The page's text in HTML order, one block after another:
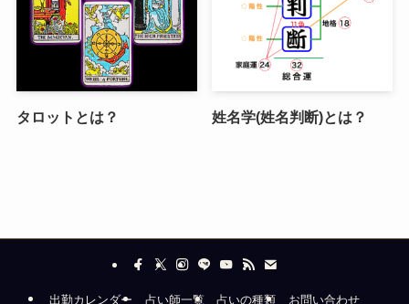
タロットとは？ 姓名学(姓名判断)とは？
出勤カレンダー 占い師一覧 占いの種類 お問い合わせ